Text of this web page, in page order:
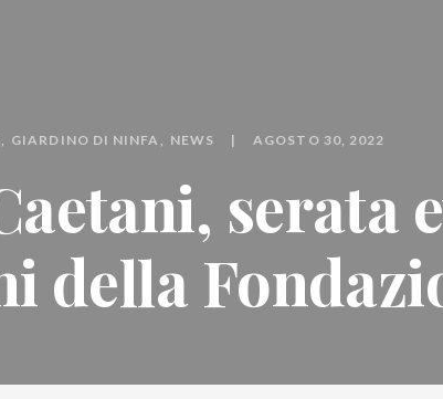
GIARDINO DI NINFA NEWS AGOSTO 30, 2022
serata
della